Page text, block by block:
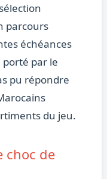
parcours
échéances
par le
pu répondre
du jeu.
choc de